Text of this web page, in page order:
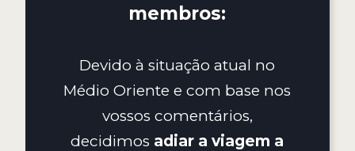
membros:
Devido à situação atual no
Médio Oriente e com base nos
vossos comentários,
decidimos adiar a viagem a